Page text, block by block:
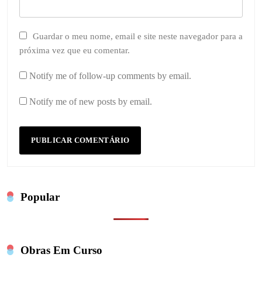
Guardar o meu nome, email e site neste navegador para a
próxima vez que eu comentar.
Notify me of follow-up comments by email.
Notify me of new posts by email.
Popular
Obras Em Curso